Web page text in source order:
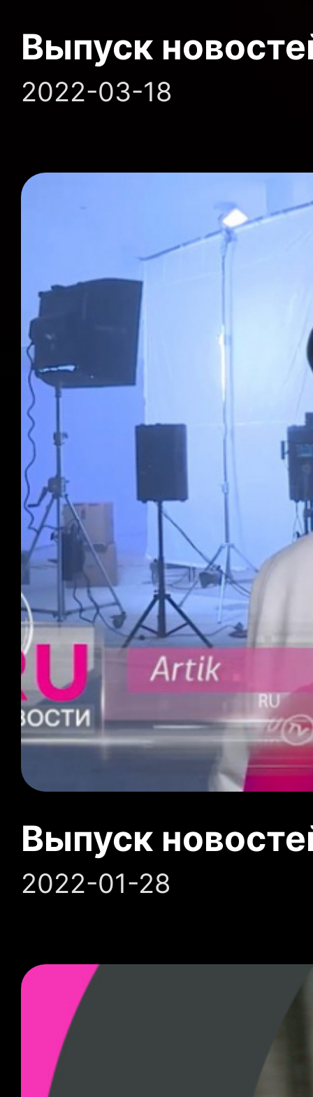
Выпуск
2022-03-18
Выпуск
2022-01-28